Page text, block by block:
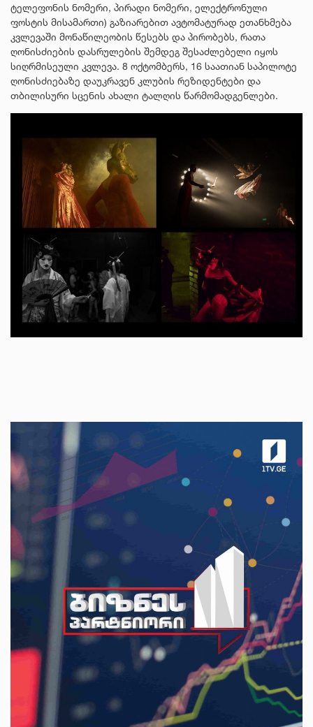
ტელეფონის ნომერი, პირადი ნომერი, ელექტრონული
ფოსტის მისამართი) გაზიარებით ავტომატურად ეთანხმება
კვლევაში მონაწილეობის წესებს და პირობებს, რათა
ღონისძიების დასრულების შემდეგ შესაძლებელი იყოს
სიღრმისეული კვლევა. 8 ოქტომბერს, 16 საათიან საპილოტე
ღონისძიებაზე დაუკრავენ კლუბის რეზიდენტები და
თბილისური სცენის ახალი ტალღის წარმომადგენლები.